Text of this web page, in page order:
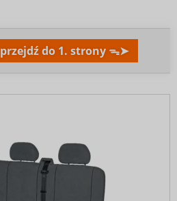
przejdź do 1. strony ᯓ➤